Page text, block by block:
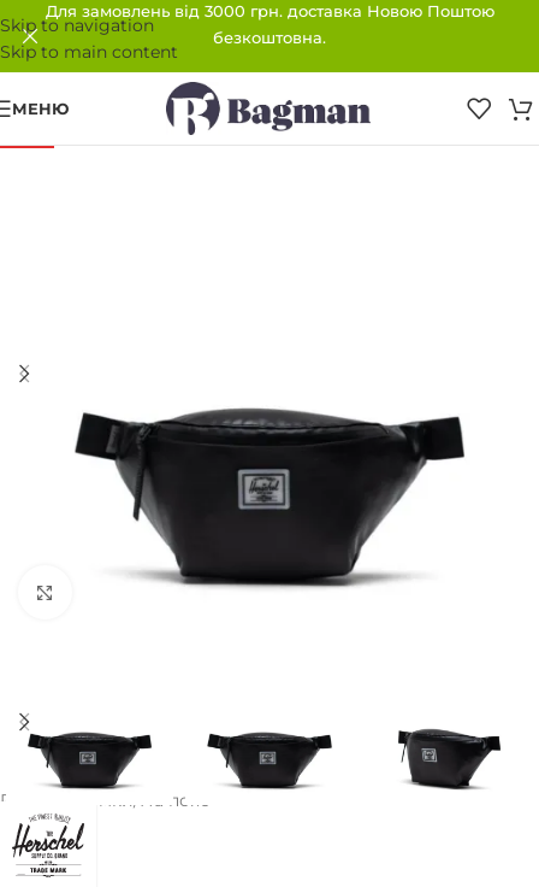
Skip to navigation
Skip to main content
Для замовлень від 3000 грн. доставка Новою Поштою
безкоштовна.
МЕНЮ
Клацніть, щоб збільшити
Головна Сумки/ На пояс